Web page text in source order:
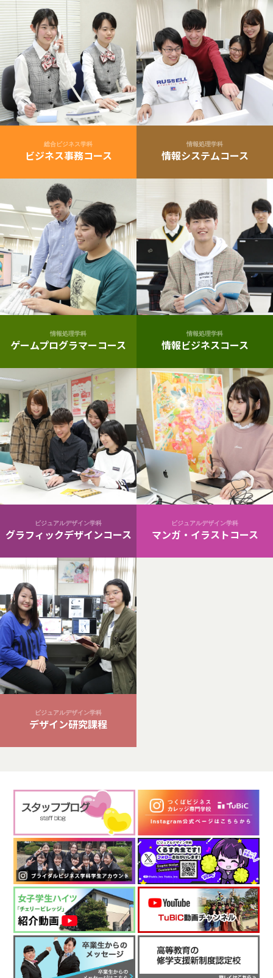
総合ビジネス学科
ビジネス事務コース
情報処理学科
情報システムコース
情報処理学科
ゲームプログラマーコース
情報処理学科
情報ビジネスコース
ビジュアルデザイン学科
グラフィックデザインコース
ビジュアルデザイン学科
マンガ・イラストコース
ビジュアルデザイン学科
デザイン研究課程